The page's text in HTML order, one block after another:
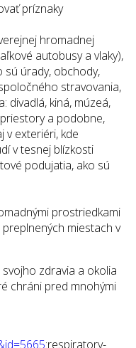
príznaky
hromadnej
autobusy a vlaky),
sú úrady, obchody,
stravovania,
divadlá, kiná, múzeá,
a podobne,
v exteriéri, kde
v tesnej blízkosti
podujatia, ako sú
prostriedkami
miestach v
zdravia a okolia
chráni pred mnohými
:respiratory-